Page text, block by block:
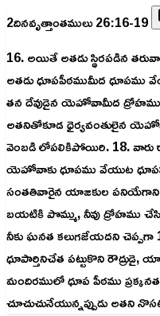
2దినవృత్తాంతములు 26:16-19
16. అయితే అతడు స్థిరపడిన
అతడు ధూపపీఠముమీద
తన దేవుడైన యెహోవామీద
అతనితోకూడ ధైర్యవంతులైన
వెంబడి లోపలికిపోయిరి. 18. వారు
యెహోవాకు ధూపము వేయుట
సంతతివారైన యాజకుల పనియేగాని నీ
బయటికి పొమ్ము, నీవు ద్రోహము
నీకు ఘనత కలుగజేయదని
ధూపార్తినిచేత పట్టుకొని
మందిరములో ధూప పీఠము
చూచుచునేయున్నప్పుడు అతని నొసట